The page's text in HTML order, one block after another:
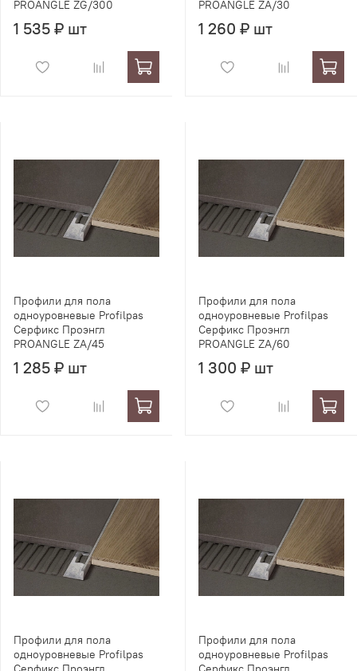
PROANGLE ZG/300
1 535 ₽ шт
PROANGLE ZA/30
1 260 ₽ шт
Профили для пола
одноуровневые Profilpas
Серфикс Проэнгл
PROANGLE ZA/45
1 285 ₽ шт
Профили для пола
одноуровневые Profilpas
Серфикс Проэнгл
PROANGLE ZA/60
1 300 ₽ шт
Профили для пола
одноуровневые Profilpas
Профили для пола
одноуровневые Profilpas